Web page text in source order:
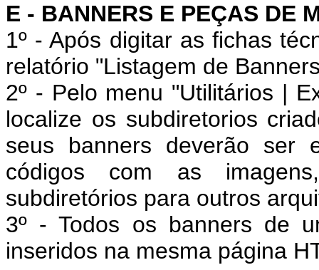
E - BANNERS E PEÇAS DE
1º - Após digitar as fichas
relatório "Listagem de
2º - Pelo menu "Utilitários |
localize os subdiretorios
seus banners deverão ser
códigos com as
subdiretórios para outros
3º - Todos os banners de
inseridos na mesma página